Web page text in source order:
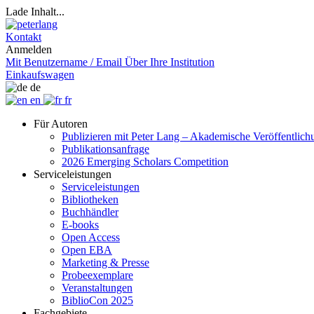
Lade Inhalt...
Kontakt
Anmelden
Mit Benutzername / Email Über Ihre Institution
Einkaufswagen
de
en
fr
Für Autoren
Publizieren mit Peter Lang – Akademische
Publikationsanfrage
2026 Emerging Scholars Competition
Serviceleistungen
Serviceleistungen
Bibliotheken
Buchhändler
E-books
Open Access
Open EBA
Marketing & Presse
Probeexemplare
Veranstaltungen
BiblioCon 2025